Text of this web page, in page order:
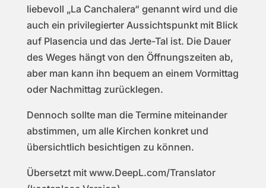
liebevoll „La Canchalera“ genannt wird und die
auch ein privilegierter Aussichtspunkt mit Blick
auf Plasencia und das Jerte-Tal ist. Die Dauer
des Weges hängt von den Öffnungszeiten ab,
aber man kann ihn bequem an einem Vormittag
oder Nachmittag zurücklegen.
Dennoch sollte man die Termine miteinander
abstimmen, um alle Kirchen konkret und
übersichtlich besichtigen zu können.
Übersetzt mit www.DeepL.com/Translator